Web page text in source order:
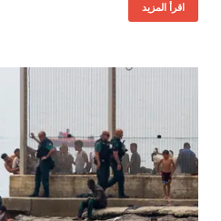
اقرأ المزيد